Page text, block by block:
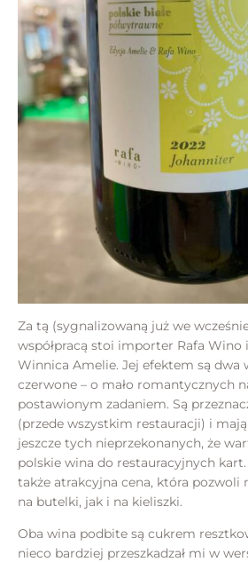
Za tą (sygnalizowaną już we
współpracą stoi importer Rafa Wino
Winnica Amelie. Jej efektem są dwa
czerwone – o mało romantycznych
postawionym zadaniem. Są
(przede wszystkim restauracji) i
jeszcze tych nieprzekonanych, że
polskie wina do restauracyjnych
także atrakcyjna cena, która pozwoli
na butelki, jak i na kieliszki.
Oba wina podbite są cukrem
nieco bardziej przeszkadzał mi w